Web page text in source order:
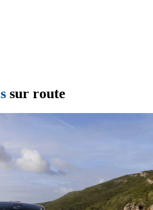
sur route